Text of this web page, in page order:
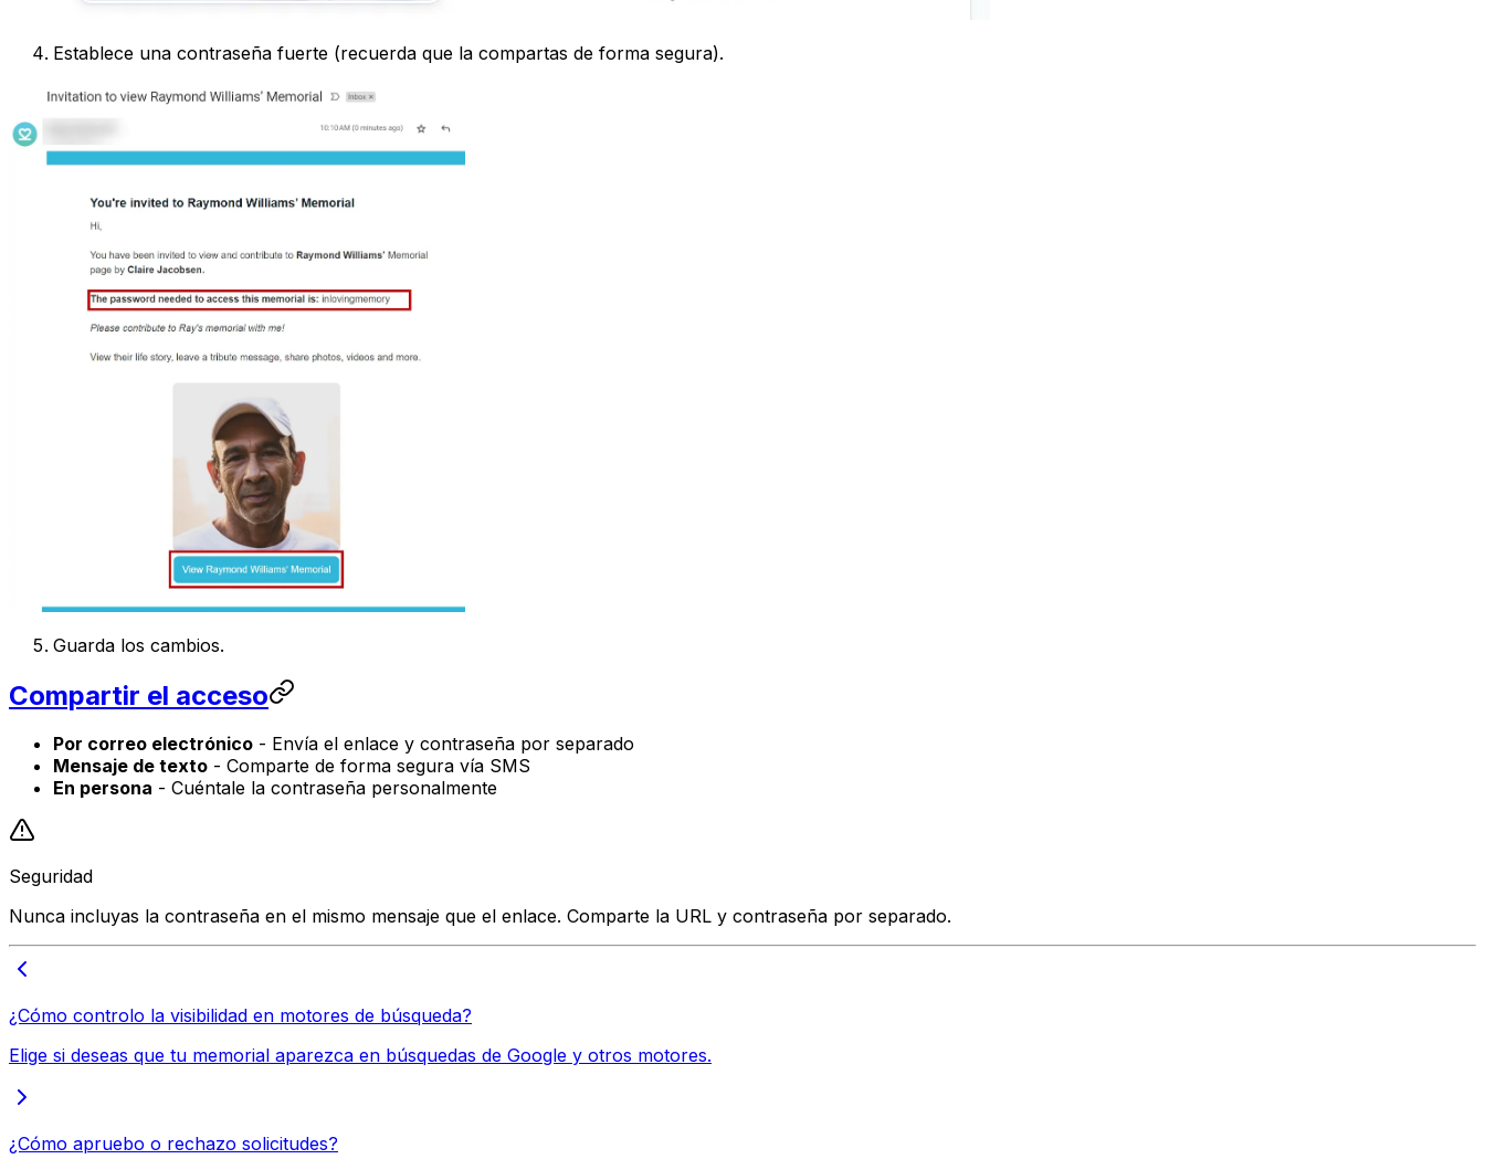
Establece una contraseña fuerte (recuerda que la compartas de forma segura).
Guarda los cambios.
Compartir el acceso
Por correo electrónico - Envía el enlace y contraseña por separado
Mensaje de texto - Comparte de forma segura vía SMS
En persona - Cuéntale la contraseña personalmente
Seguridad
Nunca incluyas la contraseña en el mismo mensaje que el enlace. Comparte la URL y contraseña por separado.
¿Cómo controlo la visibilidad en motores de búsqueda?
Elige si deseas que tu memorial aparezca en búsquedas de Google y otros motores.
¿Cómo apruebo o rechazo solicitudes?